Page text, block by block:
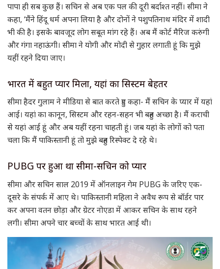
पापा ही सब कुछ हैं। सचिन से अब एक पल की दूरी बर्दाश्‍त नहीं। सीमा ने
कहा, ‘मैंने हिंदू धर्म अपना लिया है और दोनों ने पशुपतिनाथ मंदिर में शादी
भी की है। इसके बावजूद लोग सबूत मांग रहे हैं। अब मैं कोर्ट मैरिज करुंगी
और गंगा नहाऊंगी। सीमा ने योगी और मोदी से गुहार लगाती हूं कि मुझे
यहीं रहने दिया जाए।
भारत में बहुत प्‍यार मिला, यहां का सिस्‍टम बेहतर
सीमा हैदर गुलाम ने मीडिया से बात करते हुए कहा- मैं सचिन के प्यार में यहां
आई। यहां का कानून, सिस्टम और रहन-सहन भी बहुत अच्छा है। मैं कराची
से यहां आई हूं और अब यहीं रहना चाहती हूं। जब यहां के लोगों को पता
चला कि मैं पाकिस्तानी हूं तो मुझे बहुत रिस्पेक्ट दे रहे थे।
PUBG पर हुआ था सीमा-सचिन को प्‍यार
सीमा और सचिन साल 2019 में ऑनलाइन गेम PUBG के जरिए एक-
दूसरे के संपर्क में आए थे। पाकिस्तानी महिला ने अवैध रूप से बॉर्डर पार
कर अपना वतन छोड़ा और ग्रेटर नोएडा में आकर सचिन के साथ रहने
लगी। सीमा अपने चार बच्‍चों के साथ भारत आई थी।